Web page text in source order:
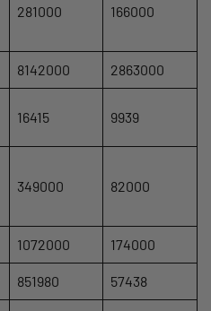
281000 166000
8142000 2863000
16415 9939
349000 82000
1072000 174000
851980 57438